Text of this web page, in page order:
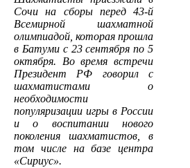
Сочи на сборы перед 43-й
Всемирной шахматной
олимпиадой, которая прошла
в Батуми с 23 сентября по 5
октября. Во время встречи
Президент РФ говорил с
шахматистами о
необходимости
популяризации игры в России
и о воспитании нового
поколения шахматистов, в
том числе на базе центра
«Сириус».